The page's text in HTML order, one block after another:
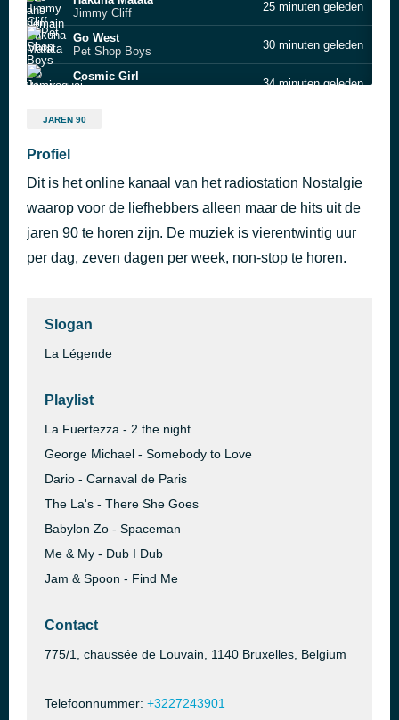
Jimmy Cliff
25 minuten geleden
Go West
Pet Shop Boys
30 minuten geleden
Cosmic Girl
34 minuten geleden
No More "I Love You's"
Annie Lennox
Whoops Now
Janet Jackson
58 minuten geleden
JAREN 90
Profiel
Dit is het online kanaal van het radiostation Nostalgie
waarop voor de liefhebbers alleen maar de hits uit de
jaren 90 te horen zijn. De muziek is vierentwintig uur
per dag, zeven dagen per week, non-stop te horen.
Slogan
La Légende
Playlist
La Fuertezza - 2 the night
George Michael - Somebody to Love
Dario - Carnaval de Paris
The La's - There She Goes
Babylon Zo - Spaceman
Me & My - Dub I Dub
Jam & Spoon - Find Me
Contact
775/1, chaussée de Louvain, 1140 Bruxelles, Belgium
Telefoonnummer: +3227243901